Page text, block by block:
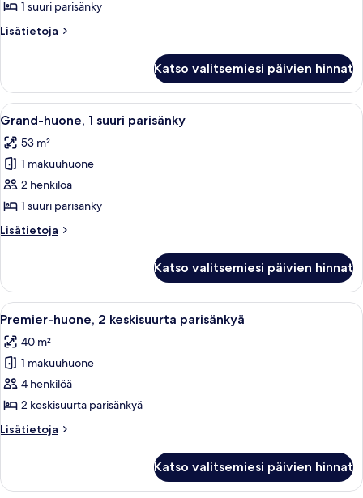
1
suuri
parisänky
1 suuri parisänky
Lisätietoja
Lisätietoja
1
suuri
parisänky
Katso valitsemiesi päivien hinnat
Avaa
kaikki
huonetyypin
Grand-
huone,
1
suuri
parisänky
Hotellihuone, jossa on suuri sänky,
8
Grand-huone, 1 suuri parisänky
53 m²
1 makuuhuone
2 henkilöä
1 suuri parisänky
Lisätietoja
Lisätietoja
1
suuri
parisänky
Katso valitsemiesi päivien hinnat
Avaa
kaikki
huonetyypin
Premier-
huone,
2
keskisuurta
parisänkyä
9
Premier-huone, 2 keskisuurta parisänkyä
40 m²
1 makuuhuone
4 henkilöä
2 keskisuurta parisänkyä
Lisätietoja
Lisätietoja
2
Katso valitsemiesi päivien hinnat